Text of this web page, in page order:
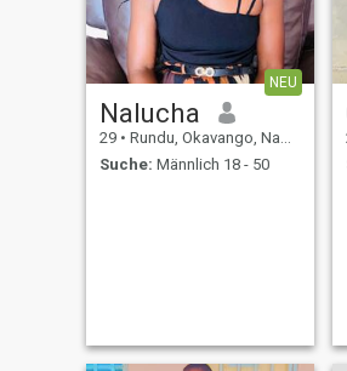
NEU
Nalucha
29 • Rundu, Okavango, Namibia
Suche: Männlich 18 - 50